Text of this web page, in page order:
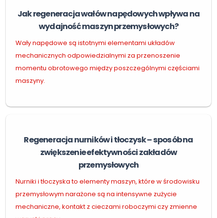
Jak regeneracja wałów napędowych wpływa na
wydajność maszyn przemysłowych?
Wały napędowe są istotnymi elementami układów
mechanicznych odpowiedzialnymi za przenoszenie
momentu obrotowego między poszczególnymi częściami
maszyny.
Regeneracja nurników i tłoczysk – sposób na
zwiększenie efektywności zakładów
przemysłowych
Nurniki i tłoczyska to elementy maszyn, które w środowisku
przemysłowym narażone są na intensywne zużycie
mechaniczne, kontakt z cieczami roboczymi czy zmienne